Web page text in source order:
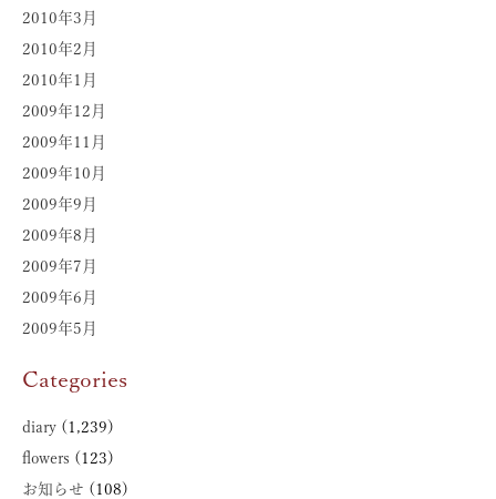
2010年3月
2010年2月
2010年1月
2009年12月
2009年11月
2009年10月
2009年9月
2009年8月
2009年7月
2009年6月
2009年5月
Categories
diary (1,239)
flowers (123)
お知らせ (108)